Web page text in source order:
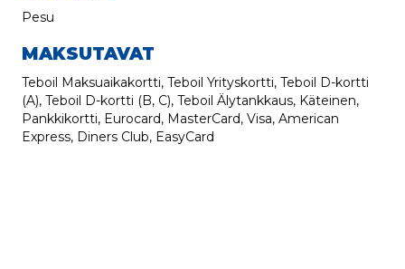
Pesu
MAKSUTAVAT
Teboil Maksuaikakortti, Teboil Yrityskortti, Teboil D-kortti
(A), Teboil D-kortti (B, C), Teboil Älytankkaus, Käteinen,
Pankkikortti, Eurocard, MasterCard, Visa, American
Express, Diners Club, EasyCard